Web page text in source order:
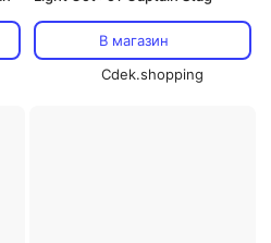
В магазин
Cdek.shopping